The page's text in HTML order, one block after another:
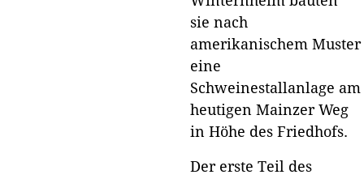
sie nach
amerikanischem Muster
eine
Schweinestallanlage am
heutigen Mainzer Weg
in Höhe des Friedhofs.
Der erste Teil des